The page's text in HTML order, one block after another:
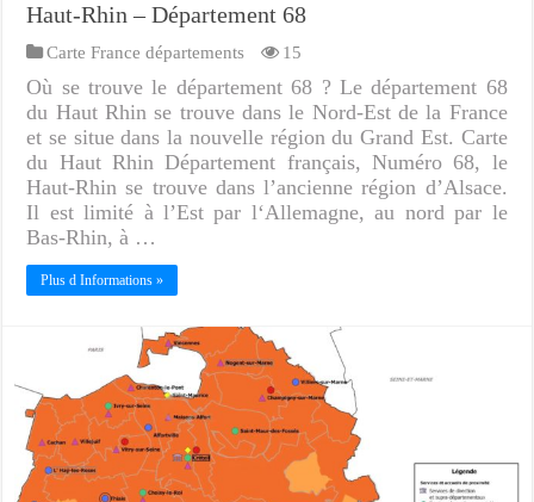
Haut-Rhin – Département 68
Carte France départements 15
Où se trouve le département 68 ? Le département 68
du Haut Rhin se trouve dans le Nord-Est de la France
et se situe dans la nouvelle région du Grand Est. Carte
du Haut Rhin Département français, Numéro 68, le
Haut-Rhin se trouve dans l’ancienne région d’Alsace.
Il est limité à l’Est par l‘Allemagne, au nord par le
Bas-Rhin, à …
Plus d Informations »